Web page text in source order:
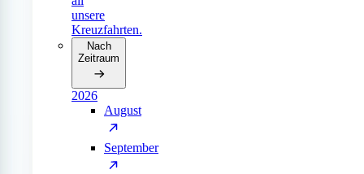
unsere
Kreuzfahrten.
Nach
Zeitraum
2026
August
September